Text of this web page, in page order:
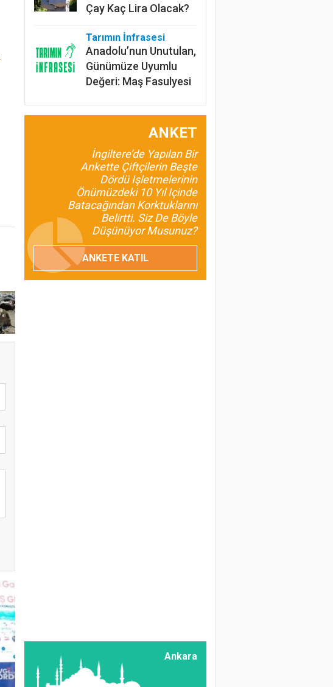
Çay Kaç Lira Olacak?
Tarımın İnfrasesi
Anadolu’nun Unutulan,
Günümüze Uyumlu
Değeri: Maş Fasulyesi
Şura Kararlarının
İnsan ve Kalkınma
Odaklı Olması da
Gerekir?
Umut Özdil
Tarımda Havza
Başkanlıkları Geliyor
Üzümün İnsan
Beslenmesindeki
Önemi
ANKET
İngiltere’de Yapılan Bir
Ankette Çiftçilerin Beşte
Dördü Işletmelerinin
Önümüzdeki 10 Yıl Içinde
Batacağından Korktuklarını
Belirtti. Siz De Böyle
Düşünüyor Musunuz?
ANKETE KATIL
Ankara